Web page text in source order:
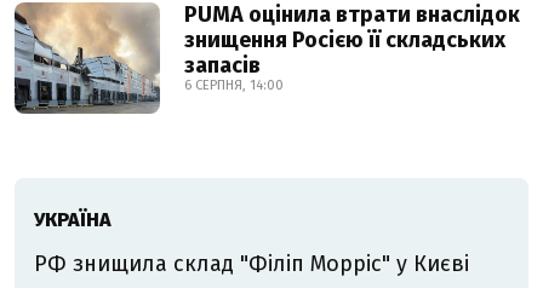
PUMA оцінила втрати внаслідок
знищення Росією її складських
запасів
6 СЕРПНЯ, 14:00
УКРАЇНА
РФ знищила склад "Філіп Морріс" у Києві